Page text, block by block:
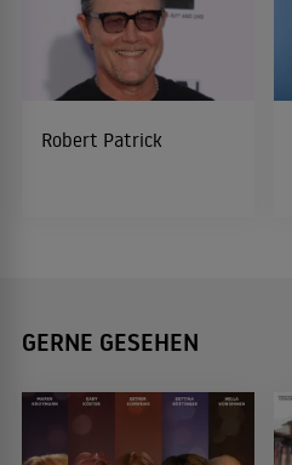
Robert Patrick
GERNE GESEHEN